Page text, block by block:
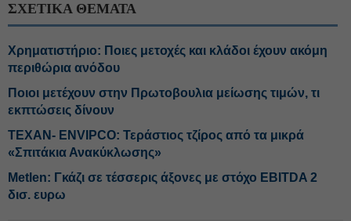
ΣΧΕΤΙΚΑ ΘΕΜΑΤΑ
Χρηματιστήριο: Ποιες μετοχές και κλάδοι έχουν ακόμη
περιθώρια ανόδου
Ποιοι μετέχουν στην Πρωτοβουλια μείωσης τιμών, τι
εκπτώσεις δίνουν
ΤΕΧΑΝ- ENVIPCO: Τεράστιος τζίρος από τα μικρά
«Σπιτάκια Ανακύκλωσης»
Metlen: Γκάζι σε τέσσερις άξονες με στόχο EBITDA 2
δισ. ευρω